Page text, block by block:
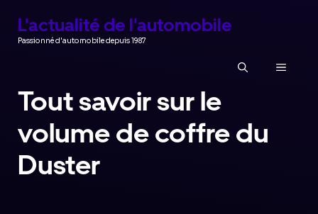
L'actualité de l'automobile
Passionné d'automobile depuis 1987
MENU
Tout savoir sur le
volume de coffre du
Duster